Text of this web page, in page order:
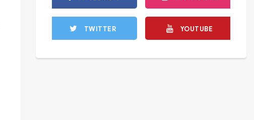
TWITTER YOUTUBE